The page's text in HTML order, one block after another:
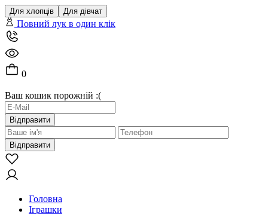
Для хлопців Для дівчат
Повний лук в один клік
0
Ваш кошик порожній :(
Відправити
Відправити
Головна
Іграшки